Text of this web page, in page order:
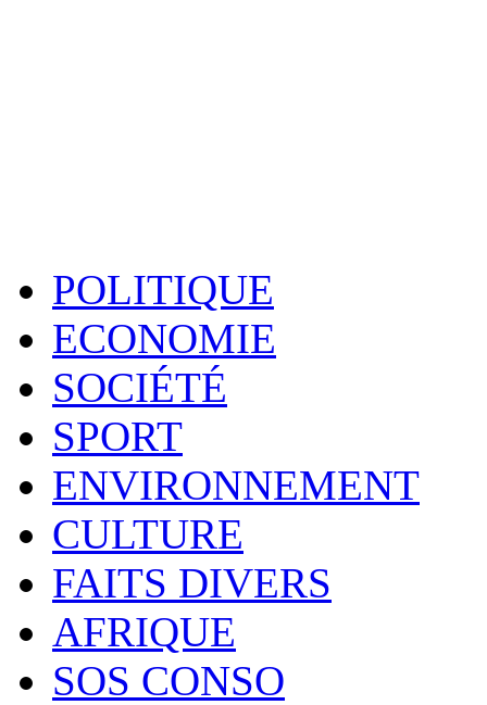
POLITIQUE
ECONOMIE
SOCIÉTÉ
SPORT
ENVIRONNEMENT
CULTURE
FAITS DIVERS
AFRIQUE
SOS CONSO